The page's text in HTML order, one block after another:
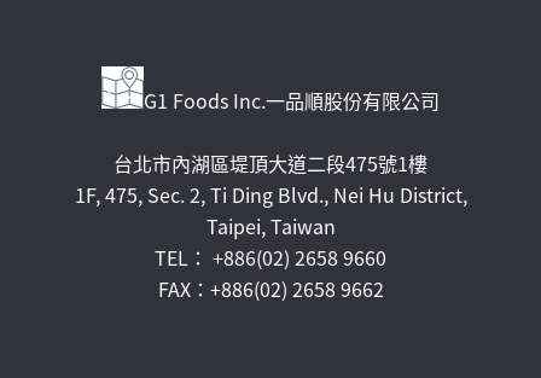
G1 Foods Inc.一品順股份有限公司
台北市內湖區堤頂大道二段475號1樓
1F, 475, Sec. 2, Ti Ding Blvd., Nei Hu District,
Taipei, Taiwan
TEL： +886(02) 2658 9660
FAX：+886(02) 2658 9662